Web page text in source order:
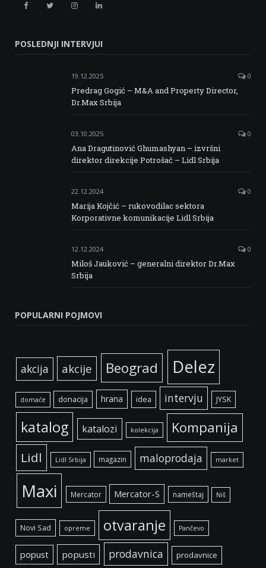
Retail
Facebook
Retail
Twitter
Retail
Instagram
Retail
Linkedin
POSLEDNJI INTERVJUI
19.12.2025 0
Predrag Gogić – M&A and Property Director,
Dr.Max Srbija
03.10.2025 0
Ana Dragutinović Ghumashyan – izvršni
direktor direkcije Potrošač – Lidl Srbija
22.12.2024 0
Marija Kojčić – rukovodilac sektora
Korporativne komunikacije Lidl Srbija
12.12.2024 0
Miloš Jauković – generalni direktor Dr.Max
Srbija
POPULARNI POJMOVI
akcija akcije Beograd Delez
domaće donacija hrana idea intervju JYSK
katalog katalozi kolekcija Kompanija
Lidl Lidl Srbija magazin maloprodaja market
Maxi Mercator Mercator-S nameštaj Niš
Novi Sad opreme otvaranje Pančevo
popust popusti prodavnica prodavnice